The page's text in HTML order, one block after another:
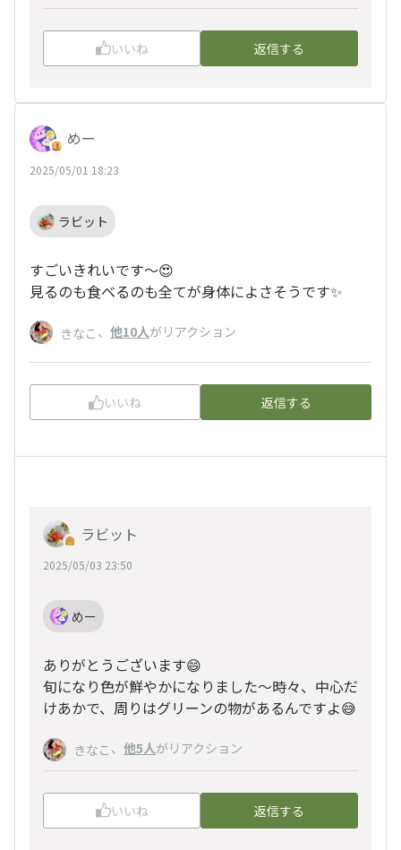
いいね 返信する
めー
2025/05/01 18:23
ラビット
すごいきれいです〜😍
見るのも食べるのも全てが身体によさそうです✨
きなこ 、 他10人がリアクション
いいね 返信する
ラビット
2025/05/03 23:50
めー
ありがとうございます😄
旬になり色が鮮やかになりました〜時々、中心だ
けあかで、周りはグリーンの物があるんですよ😅
きなこ 、 他5人がリアクション
いいね 返信する